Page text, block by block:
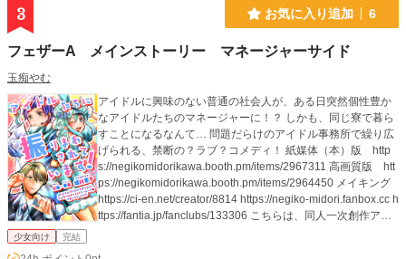
3 お気に入り追加 6
フェザーA メインストーリー マネージャーサイド
玉痴やむ
アイドルに興味のない普通の社会人が、ある日突然個性豊か
なアイドルたちのマネージャーに！？ しかも、同じ寮で暮ら
すことになるなんて… 問題だらけのアイドル事務所で繰り広
げられる、禁断の？ラブ？コメディ！ 紙媒体（本）版 http
s://negikomidorikawa.booth.pm/items/2967311 高画質版 htt
ps://negikomidorikawa.booth.pm/items/2964450 メイキング
https://ci-en.net/creator/8814 https://negiko-midori.fanbox.cc h
ttps://fantia.jp/fanclubs/133306 こちらは、同人一次創作アイ
少女向け 完結